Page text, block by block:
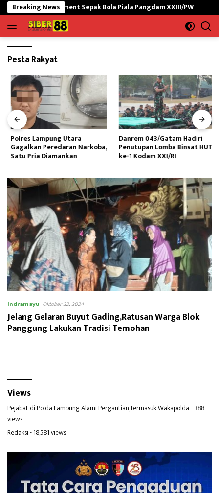
Langsung
ke
konten
Breaking News
Turnament Sepak Bola Piala Pangdam XXIII/PW Polres
Pesta Rakyat
Polres Lampung Utara
Gagalkan Peredaran Narkoba,
Satu Pria Diamankan
Danrem 043/Gatam Hadiri
Penutupan Lomba Binsat HUT
ke-1 Kodam XXI/RI
Indramayu Oktober 22, 2024
Jelang Gelaran Buyut Gading,Ratusan Warga Blok
Panggung Lakukan Tradisi Temohan
Views
Pejabat di Polda Lampung Alami Pergantian,Termasuk Wakapolda- 388
views
Redaksi- 18,581 views